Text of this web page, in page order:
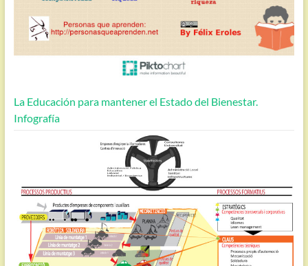
La Educación para mantener el Estado del Bienestar.
Infografía